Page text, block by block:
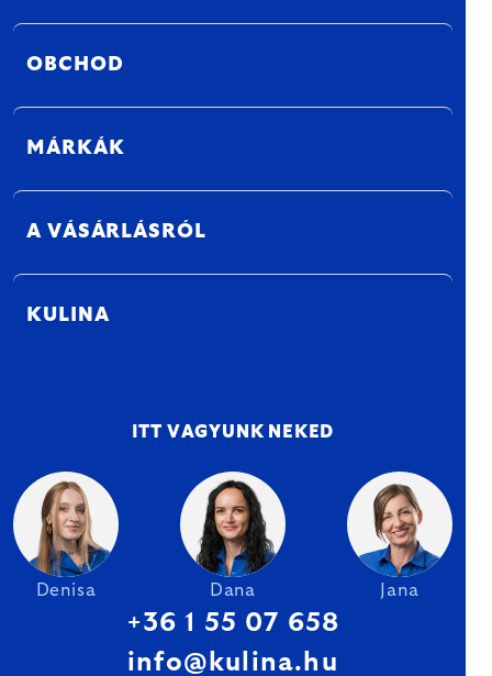
OBCHOD
MÁRKÁK
A VÁSÁRLÁSRÓL
KULINA
ITT VAGYUNK NEKED
Denisa Dana Jana
+36 1 55 07 658
info@kulina.hu